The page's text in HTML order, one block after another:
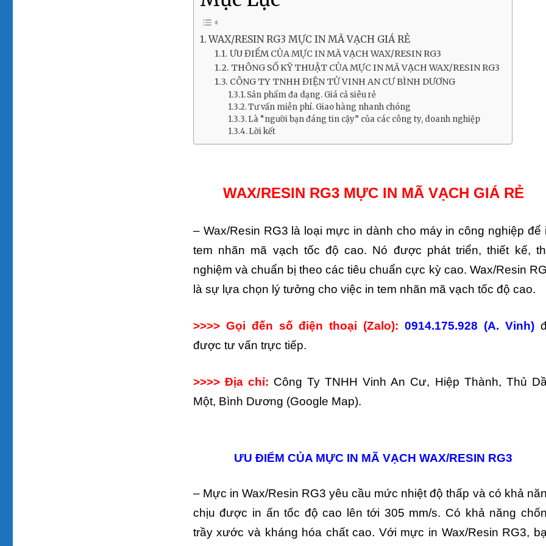
WAX/RESIN RG3 MỰC IN MÃ VẠCH GIÁ RẺ
ƯU ĐIỂM CỦA MỰC IN MÃ VẠCH WAX/RESIN RG3
THÔNG SỐ KỸ THUẬT CỦA MỰC IN MÃ VẠCH WAX/RESIN RG3
CÔNG TY TNHH ĐIỆN TỬ VINH AN CƯ BÌNH DƯƠNG
Sản phẩm đa dạng. Giá cả siêu rẻ
Tư vấn miễn phí. Giao hàng nhanh chóng
Là “người bạn đáng tin cậy” của các công ty, doanh nghiệp
Lời kết
WAX/RESIN RG3 MỰC IN MÃ VẠCH GIÁ RẺ
– Wax/Resin RG3 là loại mực in dành cho máy in công nghiệp để
tem nhãn mã vạch tốc độ cao. Nó được phát triển, thiết kế,
nghiệm và chuẩn bị theo các tiêu chuẩn cực kỳ cao. Wax/Resin
là sự lựa chọn lý tưởng cho việc in tem nhãn mã vạch tốc độ cao.
>>>> Gọi đến số điện thoại (Zalo):0914.175.928 (A. Vinh)
được tư vấn trực tiếp.
>>>> Địa chỉ: Công Ty TNHH Vinh An Cư, Hiệp Thành, Thủ
Một, Bình Dương (Google Map).
ƯU ĐIỂM CỦA MỰC IN MÃ VẠCH WAX/RESIN RG3
– Mực in Wax/Resin RG3 yêu cầu mức nhiệt độ thấp và có khả
chịu được in ấn tốc độ cao lên tới 305 mm/s. Có khả năng
trầy xước và kháng hóa chất cao. Với mực in Wax/Resin RG3,